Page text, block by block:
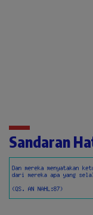
Sandaran